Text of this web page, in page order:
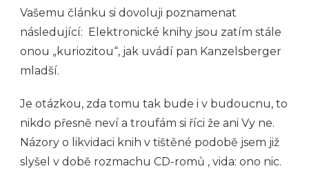
Vašemu článku si dovoluji poznamenat
následující: Elektronické knihy jsou zatím stále
onou „kuriozitou“, jak uvádí pan Kanzelsberger
mladší.
Je otázkou, zda tomu tak bude i v budoucnu, to
nikdo přesně neví a troufám si říci že ani Vy ne.
Názory o likvidaci knih v tištěné podobě jsem již
slyšel v době rozmachu CD-romů , vida: ono nic.